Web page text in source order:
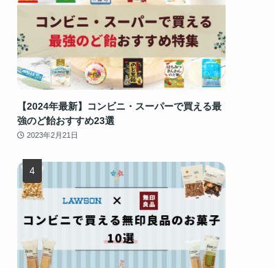
【2024年最新】コンビニ・スーパーで買える最
強のど飴おすすめ23選
2023年2月21日